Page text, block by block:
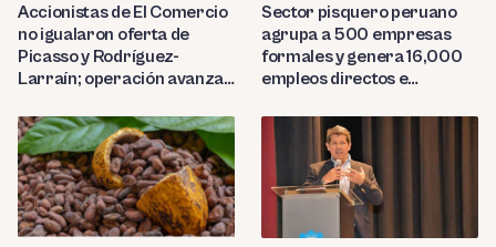
Accionistas de El Comercio
no igualaron oferta de
Picasso y Rodríguez-
Larraín; operación avanza
Sector pisquero peruano
agrupa a 500 empresas
formales y genera 16,000
empleos directos e